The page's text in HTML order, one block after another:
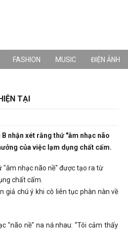
FASHION MUSIC ĐIỆN ẢNH
TẠI
nhận xét rằng thứ "âm nhạc não
của việc lạm dụng chất cấm.
"âm nhạc não nề" được tạo ra từ
chất cấm.
giả chú ý khi cô liên tục phàn nàn về
"não nề" na ná nhau: “Tôi cảm thấy